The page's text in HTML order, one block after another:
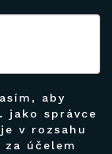
aby
jako správce
v rozsahu
účelem